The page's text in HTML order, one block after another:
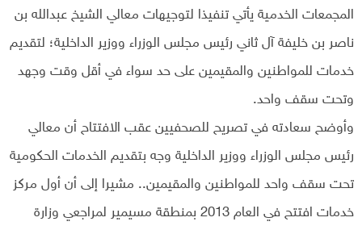
المجمعات الخدمية يأتي تنفيذا لتوجيهات معالي الشيخ عبدالله بن
ناصر بن خليفة آل ثاني رئيس مجلس الوزراء ووزير الداخلية؛ لتقديم
خدمات للمواطنين والمقيمين على حد سواء في أقل وقت وجهد
وتحت سقف واحد.
وأوضح سعادته في تصريح للصحفيين عقب الافتتاح أن معالي
رئيس مجلس الوزراء ووزير الداخلية وجه بتقديم الخدمات الحكومية
تحت سقف واحد للمواطنين والمقيمين.. مشيرا إلى أن أول مركز
خدمات افتتح في العام 2013 بمنطقة مسيمير لمراجعي وزارة